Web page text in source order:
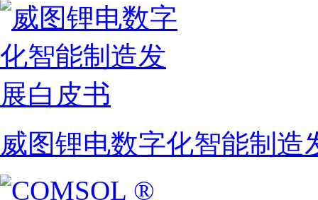
威图锂电数字化智能制造